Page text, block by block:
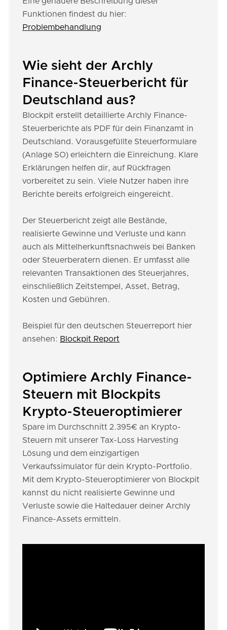
Funktionen findest du hier:
Problembehandlung
Wie sieht der Archly
Finance-Steuerbericht für
Deutschland aus?
Blockpit erstellt detaillierte Archly Finance-
Steuerberichte als PDF für dein Finanzamt in
Deutschland. Vorausgefüllte Steuerformulare
(Anlage SO) erleichtern die Einreichung. Klare
Erklärungen helfen dir, auf Rückfragen
vorbereitet zu sein. Viele Nutzer haben ihre
Berichte bereits erfolgreich eingereicht.
Der Steuerbericht zeigt alle Bestände,
realisierte Gewinne und Verluste und kann
auch als Mittelherkunftsnachweis bei Banken
oder Steuerberatern dienen. Er umfasst alle
relevanten Transaktionen des Steuerjahres,
einschließlich Zeitstempel, Asset, Betrag,
Kosten und Gebühren.
Beispiel für den deutschen Steuerreport hier
ansehen: Blockpit Report
Optimiere Archly Finance-
Steuern mit Blockpits
Krypto-Steueroptimierer
Spare im Durchschnitt 2.395€ an Krypto-
Steuern mit unserer Tax-Loss Harvesting
Lösung und dem einzigartigen
Verkaufssimulator für dein Krypto-Portfolio.
Mit dem Krypto-Steueroptimierer von Blockpit
kannst du nicht realisierte Gewinne und
Verluste sowie die Haltedauer deiner Archly
Finance-Assets ermitteln.